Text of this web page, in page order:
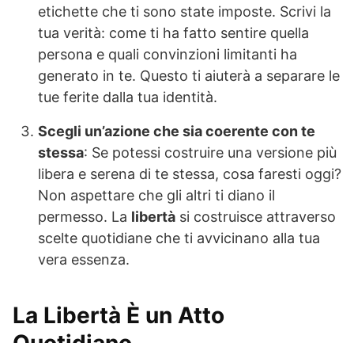
etichette che ti sono state imposte. Scrivi la
tua verità: come ti ha fatto sentire quella
persona e quali convinzioni limitanti ha
generato in te. Questo ti aiuterà a separare le
tue ferite dalla tua identità.
Scegli un’azione che sia coerente con te
stessa: Se potessi costruire una versione più
libera e serena di te stessa, cosa faresti oggi?
Non aspettare che gli altri ti diano il
permesso. La libertà si costruisce attraverso
scelte quotidiane che ti avvicinano alla tua
vera essenza.
La Libertà È un Atto